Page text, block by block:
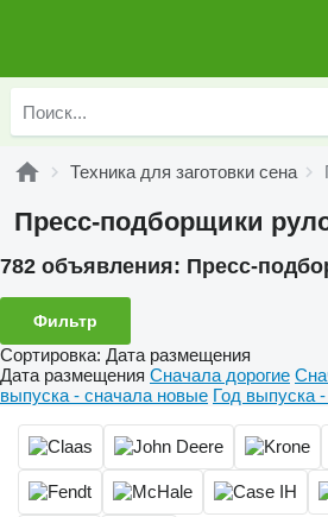
Техника для заготовки сена
Пресс-подборщики
782 объявления: Пресс-
Фильтр
Сортировка: Дата размещения
Дата размещения Сначала дорогие
выпуска - сначала новые Год выпуска